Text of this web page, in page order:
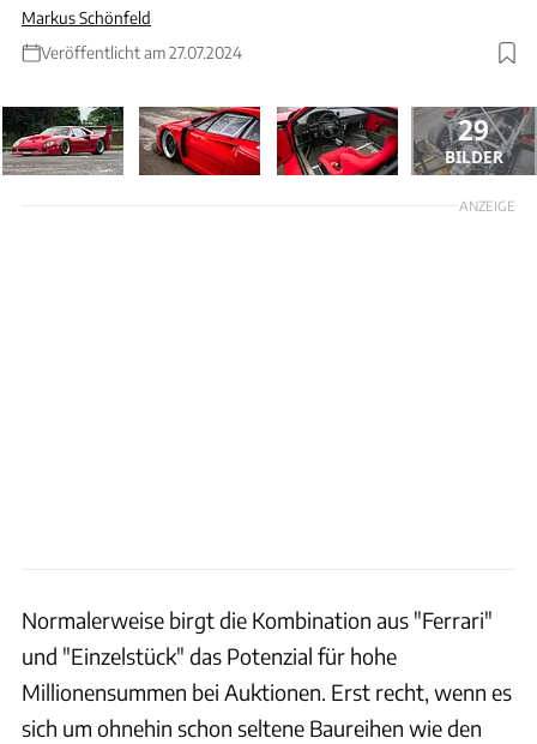
Markus Schönfeld
Veröffentlicht am 27.07.2024
29
BILDER
ANZEIGE
Normalerweise birgt die Kombination aus "Ferrari"
und "Einzelstück" das Potenzial für hohe
Millionensummen bei Auktionen. Erst recht, wenn es
sich um ohnehin schon seltene Baureihen wie den